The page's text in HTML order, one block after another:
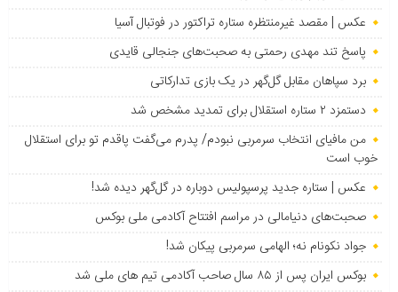
عکس | مقصد غیرمنتظره ستاره تراکتور در فوتبال آسیا
پاسخ تند مهدی رحمتی به صحبت‌های جنجالی قایدی
برد سپاهان مقابل گل‌گهر در یک بازی تدارکاتی
دستمزد ۲ ستاره استقلال برای تمدید مشخص شد
من مافیای انتخاب سرمربی نبودم/ پدرم می‌گفت پاقدم تو برای استقلال
خوب است
عکس | ستاره جدید پرسپولیس دوباره در گل‌گهر دیده شد!
صحبت‌های دنیامالی در مراسم افتتاح آکادمی ملی بوکس
جواد نکونام نه؛ الهامی سرمربی پیکان شد!
بوکس ایران پس از ۸۵ سال صاحب آکادمی تیم های ملی شد